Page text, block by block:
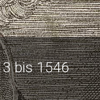
bis 1546